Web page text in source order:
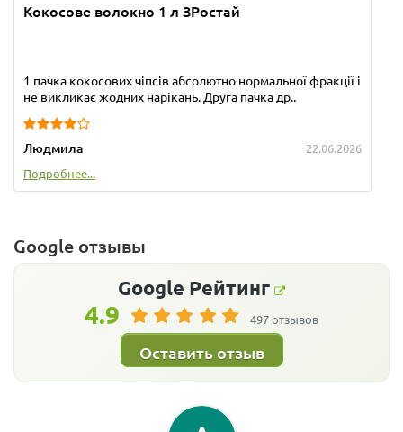
Кокосове волокно 1 л ЗРостай
1 пачка кокосових чіпсів абсолютно нормальної фракції і
не викликає жодних нарікань. Друга пачка др..
Людмила
22.06.2026
Подробнее...
Google отзывы
Google Рейтинг
4.9 497 отзывов
Оставить отзыв